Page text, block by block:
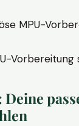
MPU-